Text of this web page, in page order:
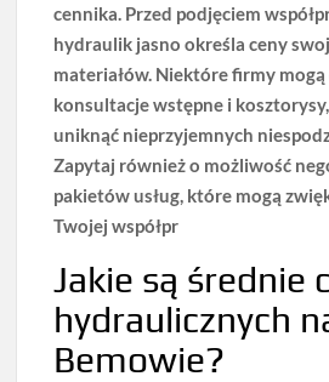
cennika. Przed podjęciem
hydraulik jasno określa ceny
materiałów. Niektóre firmy
konsultacje wstępne i
uniknąć nieprzyjemnych
Zapytaj również o możliwość
pakietów usług, które mogą
Twojej współpr
Jakie są średnie
hydraulicznych
Bemowie?